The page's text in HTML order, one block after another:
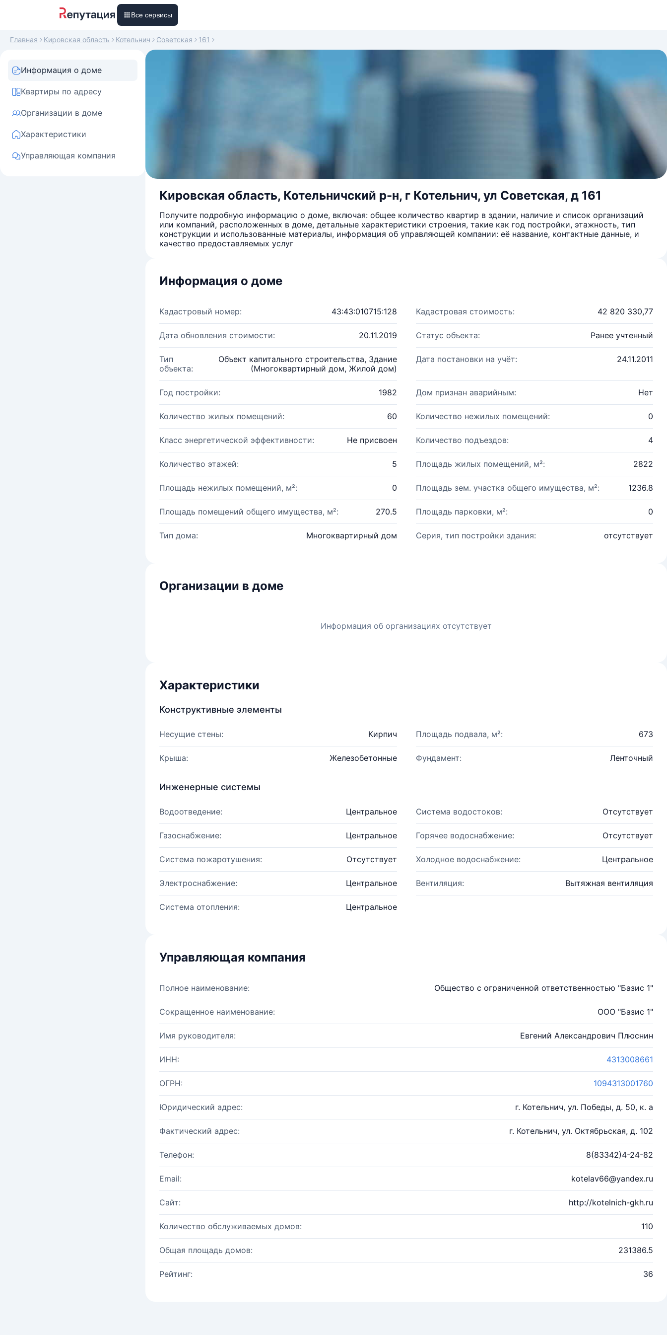
Все сервисы
Главная Кировская область Котельнич Советская 161
Информация о доме
Квартиры по адресу
Организации в доме
Характеристики
Управляющая компания
Кировская область, Котельничский р-н, г Котельнич, ул Советская, д 161
Получите подробную информацию о доме, включая: общее количество квартир в здании, наличие и список организаций
или компаний, расположенных в доме, детальные характеристики строения, такие как год постройки, этажность, тип
конструкции и использованные материалы, информация об управляющей компании: её название, контактные данные, и
качество предоставляемых услуг
Информация о доме
Кадастровый номер: 43:43:010715:128 Кадастровая стоимость: 42 820 330,77
Дата обновления стоимости: 20.11.2019 Статус объекта: Ранее учтенный
Тип
объекта:
Объект капитального строительства, Здание
(Многоквартирный дом, Жилой дом)
Дата постановки на учёт: 24.11.2011
Год постройки: 1982 Дом признан аварийным: Нет
Количество жилых помещений: 60 Количество нежилых помещений: 0
Класс энергетической эффективности: Не присвоен Количество подъездов: 4
Количество этажей: 5 Площадь жилых помещений, м²: 2822
Площадь нежилых помещений, м²: 0 Площадь зем. участка общего имущества, м²: 1236.8
Площадь помещений общего имущества, м²: 270.5 Площадь парковки, м²: 0
Тип дома: Многоквартирный дом Серия, тип постройки здания: отсутствует
Организации в доме
Информация об организациях отсутствует
Характеристики
Конструктивные элементы
Несущие стены: Кирпич Площадь подвала, м²: 673
Крыша: Железобетонные Фундамент: Ленточный
Инженерные системы
Водоотведение: Центральное Система водостоков: Отсутствует
Газоснабжение: Центральное Горячее водоснабжение: Отсутствует
Система пожаротушения: Отсутствует Холодное водоснабжение: Центральное
Электроснабжение: Центральное Вентиляция: Вытяжная вентиляция
Система отопления: Центральное
Управляющая компания
Полное наименование: Общество с ограниченной ответственностью "Базис 1"
Сокращенное наименование: ООО "Базис 1"
Имя руководителя: Евгений Александрович Плюснин
ИНН: 4313008661
ОГРН: 1094313001760
Юридический адрес: г. Котельнич, ул. Победы, д. 50, к. а
Фактический адрес: г. Котельнич, ул. Октябрьская, д. 102
Телефон: 8(83342)4-24-82
Email: kotelav66@yandex.ru
Сайт: http://kotelnich-gkh.ru
Количество обслуживаемых домов: 110
Общая площадь домов: 231386.5
Рейтинг: 36